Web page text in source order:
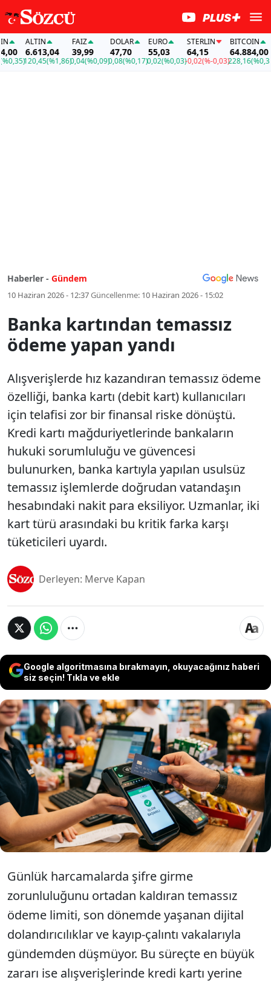
ALTIN
6.613,04
120,45(%1,86)
FAİZ
39,99
0,04(%0,09)
DOLAR
47,70
0,08(%0,17)
EURO
55,03
0,02(%0,03)
STERLIN
64,15
-0,02(%-0,03)
BITCOIN
64.884,00
228,16(%0,35)
Haberler - Gündem
10 Haziran 2026 - 12:37Güncellenme: 10 Haziran 2026 - 15:02
Banka kartından temassız
ödeme yapan yandı
Alışverişlerde hız kazandıran temassız ödeme
özelliği, banka kartı (debit kart) kullanıcıları
için telafisi zor bir finansal riske dönüştü.
Kredi kartı mağduriyetlerinde bankaların
hukuki sorumluluğu ve güvencesi
bulunurken, banka kartıyla yapılan usulsüz
temassız işlemlerde doğrudan vatandaşın
hesabındaki nakit para eksiliyor. Uzmanlar, iki
kart türü arasındaki bu kritik farka karşı
tüketicileri uyardı.
Derleyen: Merve Kapan
Google algoritmasına bırakmayın, okuyacağınız haberi
siz seçin! Tıkla ve ekle
Alışverişlerde hız kazandıran temassız ödeme
özelliği, banka kartı (debit kart) kullanıcıları için
telafisi zor bir finansal riske dönüştü. Kredi kartı
mağduriyetlerinde bankaların hukuki sorumluluğu
ve güvencesi bulunurken, banka kartıyla yapılan
usulsüz temassız işlemlerde doğrudan vatandaşın
hesabındaki nakit para eksiliyor. Uzmanlar, iki kart
türü arasındaki bu kritik farka karşı tüketicileri
uyardı.
Günlük harcamalarda şifre girme
zorunluluğunu ortadan kaldıran temassız
ödeme limiti, son dönemde yaşanan dijital
dolandırıcılıklar ve kayıp-çalıntı vakalarıyla
gündemden düşmüyor. Bu süreçte en büyük
zararı ise alışverişlerinde kredi kartı yerine